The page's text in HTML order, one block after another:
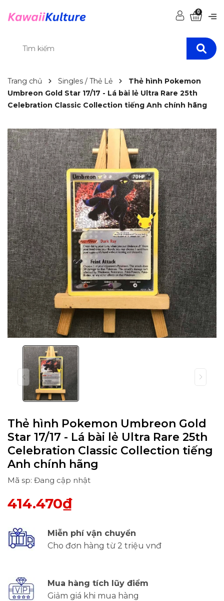
0
Trang chủ Singles / Thẻ Lẻ
Thẻ hình Pokemon
Umbreon Gold Star 17/17 - Lá bài lẻ Ultra Rare 25th
Celebration Classic Collection tiếng Anh chính hãng
Thẻ hình Pokemon Umbreon Gold
Star 17/17 - Lá bài lẻ Ultra Rare 25th
Celebration Classic Collection tiếng
Anh chính hãng
Mã sp: Đang cập nhật
414.470₫
Miễn phí vận chuyển
Cho đơn hàng từ 2 triệu vnđ
Mua hàng tích lũy điểm
Giảm giá khi mua hàng